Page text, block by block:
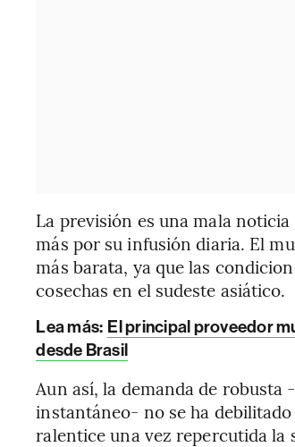
La previsión es una mala
más por su infusión diaria. El
más barata, ya que las
cosechas en el sudeste asiático.
Lea más: El principal proveedor
desde Brasil
Aun así, la demanda de
instantáneo- no se ha
ralentice una vez repercutida la